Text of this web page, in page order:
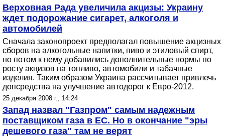
Верховная Рада увеличила акцизы: Украину
ждет подорожание сигарет, алкоголя и
автомобилей
Сначала законопроект предполагал повышение акцизных
сборов на алкогольные напитки, пиво и этиловый спирт,
но потом к нему добавились дополнительные нормы по
росту акцизов на топливо, автомобили и табачные
изделия. Таким образом Украина рассчитывает привлечь
допсредства на улучшение автодорог к Евро-2012.
25 декабря 2008 г., 14:24
Запад назвал "Газпром" самым надежным
поставщиком газа в ЕС. Но в окончание "эры
дешевого газа" там не верят